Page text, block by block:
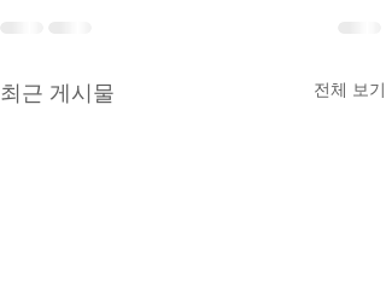
최근 게시물 전체 보기